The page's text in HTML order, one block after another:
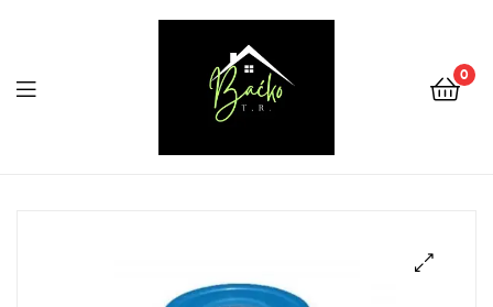
Sombor
0
Menu